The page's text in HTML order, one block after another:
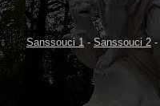
Sanssouci 1 - Sanssouci 2 -